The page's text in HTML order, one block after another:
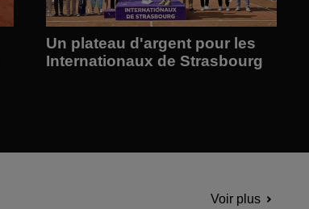
Un plateau d'argent pour les
Internationaux de Strasbourg
Voir plus